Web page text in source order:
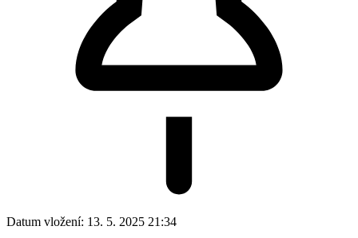
Datum vložení: 13. 5. 2025 21:34